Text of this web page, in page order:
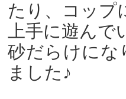
たり、コップ
上手に遊ん
砂だらけにな
ました♪